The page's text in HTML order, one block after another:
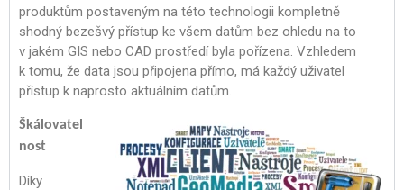
produktům postaveným na této technologii kompletně
shodný bezešvý přístup ke všem datům bez ohledu na to
v jakém GIS nebo CAD prostředí byla pořízena. Vzhledem
k tomu, že data jsou připojena přímo, má každý uživatel
přístup k naprosto aktuálním datům.
Škálovatel
nost
Díky